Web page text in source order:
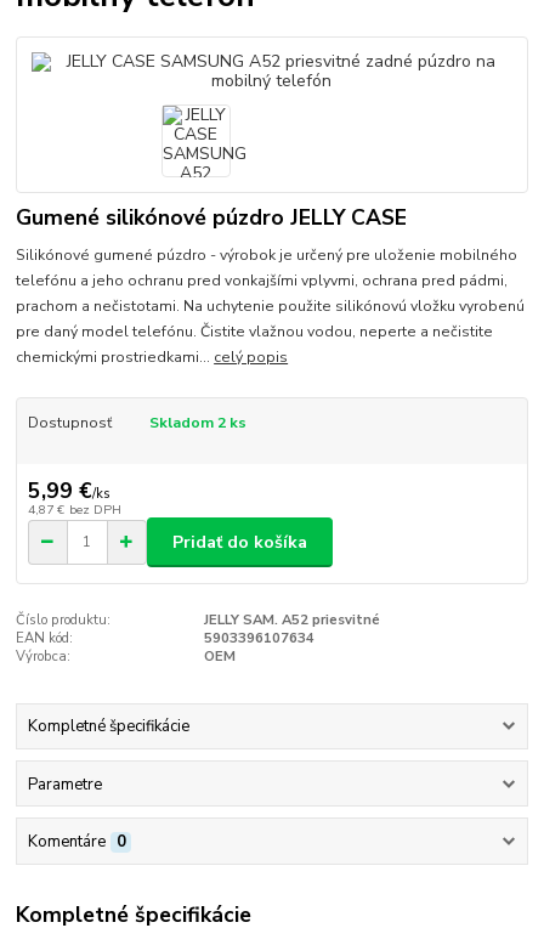
Gumené silikónové púzdro JELLY CASE
Silikónové gumené púzdro - výrobok je určený pre uloženie mobilného
telefónu a jeho ochranu pred vonkajšími vplyvmi, ochrana pred pádmi,
prachom a nečistotami. Na uchytenie použite silikónovú vložku vyrobenú
pre daný model telefónu. Čistite vlažnou vodou, neperte a nečistite
chemickými prostriedkami... celý popis
Dostupnosť Skladom 2 ks
5,99 €/ks
4,87 € bez DPH
Pridať do košíka
Číslo produktu:
JELLY SAM. A52 priesvitné
EAN kód:
5903396107634
Výrobca:
OEM
Kompletné špecifikácie
Parametre
Komentáre 0
Kompletné špecifikácie